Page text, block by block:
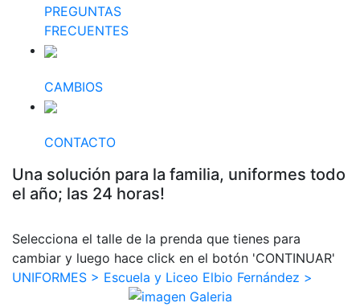
PREGUNTAS
FRECUENTES
CAMBIOS
CONTACTO
Una solución para la familia, uniformes todo
el año; las 24 horas!
Selecciona el talle de la prenda que tienes para
cambiar y luego hace click en el botón 'CONTINUAR'
UNIFORMES > Escuela y Liceo Elbio Fernández >